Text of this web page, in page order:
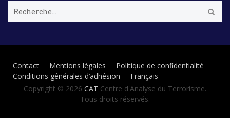
c
e
Contact Mentions légales
Politique de confidentialité
Conditions générales d’adhésion
Français
Copyright © 2026 CAT Centre d'Analyse du Terrorisme.
Tous droits réservés.